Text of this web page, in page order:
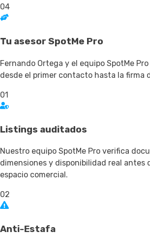
04
Tu asesor SpotMe Pro
Fernando Ortega y el equipo SpotMe
desde el primer contacto hasta la firma
01
Listings auditados
Nuestro equipo SpotMe Pro verifica
dimensiones y disponibilidad real antes
espacio comercial.
02
Anti-Estafa